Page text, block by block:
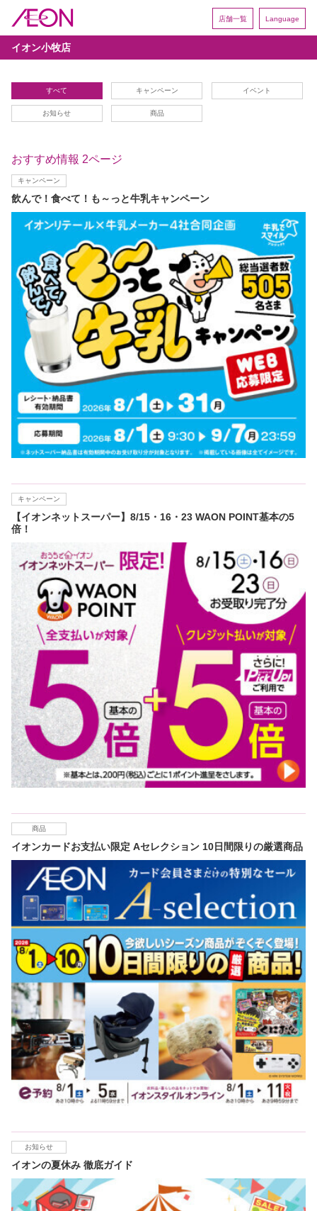
店舗一覧 Language
イオン小牧店
すべて キャンペーン イベント
お知らせ 商品
おすすめ情報 2ページ
キャンペーン
飲んで！食べて！も～っと牛乳キャンペーン
キャンペーン
【イオンネットスーパー】8/15・16・23 WAON POINT基本の5
倍！
商品
イオンカードお支払い限定 Aセレクション 10日間限りの厳選商品
お知らせ
イオンの夏休み 徹底ガイド